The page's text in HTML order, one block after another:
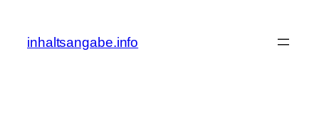
springen
inhaltsangabe.info